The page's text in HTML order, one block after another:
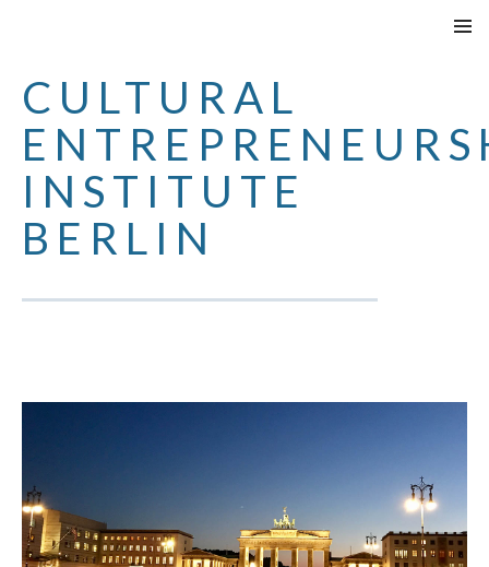
CONTENUTO
CULTURAL
INSTITUTE
BERLIN